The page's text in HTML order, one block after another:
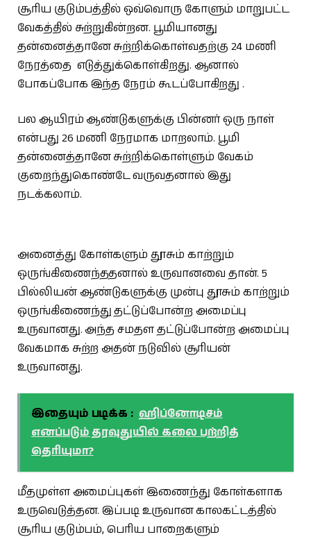
சூரிய குடும்பத்தில் ஒவ்வொரு கோளும் மாறுபட்ட
வேகத்தில் சுற்றுகின்றன. பூமியானது
தன்னைத்தானே சுற்றிக்கொள்வதற்கு 24 மணி
நேரத்தை எடுத்துக்கொள்கிறது. ஆனால்
போகப்போக இந்த நேரம் கூடப்போகிறது .
பல ஆயிரம் ஆண்டுகளுக்கு பின்னர் ஒரு நாள்
என்பது 26 மணி நேரமாக மாறலாம். பூமி
தன்னைத்தானே சுற்றிக்கொள்ளும் வேகம்
குறைந்துகொண்டே வருவதனால் இது
நடக்கலாம்.
அனைத்து கோள்களும் தூசும் காற்றும்
ஒருங்கிணைந்ததனால் உருவானவை தான். 5
பில்லியன் ஆண்டுகளுக்கு முன்பு தூசும் காற்றும்
ஒருங்கிணைந்து தட்டுப்போன்ற அமைப்பு
உருவானது. அந்த சமதள தட்டுப்போன்ற அமைப்பு
வேகமாக சுற்ற அதன் நடுவில் சூரியன்
உருவானது.
இதையும் படிக்க : ஹிப்னோடிசம்
எனப்படும் தரவுதுயில் கலை பற்றித்
தெரியுமா?
மீதமுள்ள அமைப்புகள் இணைந்து கோள்களாக
உருவெடுத்தன. இப்படி உருவான காலகட்டத்தில்
சூரிய குடும்பம், பெரிய பாறைகளும்